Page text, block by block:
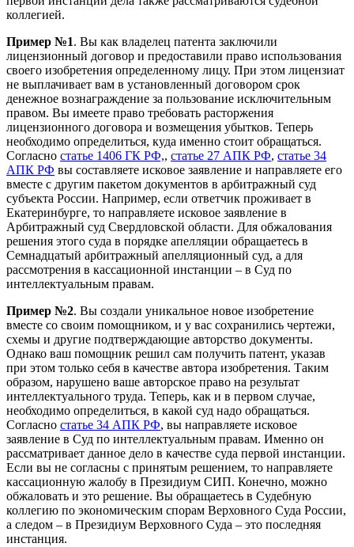
коллегией.
Пример №1. Вы как владелец патента заключили
лицензионный договор и предоставили право использования
своего изобретения определенному лицу. При этом лицензиат
не выплачивает вам в установленный договором срок
денежное вознаграждение за пользование исключительным
правом. Вы имеете право требовать расторжения
лицензионного договора и возмещения убытков. Теперь
необходимо определиться, куда именно стоит обращаться.
Согласно статье 1406 ГК РФ,, статье 27 АПК РФ, статье 34
АПК РФ вы составляете исковое заявление и направляете его
вместе с другим пакетом документов в арбитражный суд
субъекта России. Например, если ответчик проживает в
Екатеринбурге, то направляете исковое заявление в
Арбитражный суд Свердловской области. Для обжалования
решения этого суда в порядке апелляции обращаетесь в
Семнадцатый арбитражный апелляционный суд, а для
рассмотрения в кассационной инстанции – в Суд по
интеллектуальным правам.
Пример №2. Вы создали уникальное новое изобретение
вместе со своим помощником, и у вас сохранились чертежи,
схемы и другие подтверждающие авторство документы.
Однако ваш помощник решил сам получить патент, указав
при этом только себя в качестве автора изобретения. Таким
образом, нарушено ваше авторское право на результат
интеллектуального труда. Теперь, как и в первом случае,
необходимо определиться, в какой суд надо обращаться.
Согласно статье 34 АПК РФ, вы направляете исковое
заявление в Суд по интеллектуальным правам. Именно он
рассматривает данное дело в качестве суда первой инстанции.
Если вы не согласны с принятым решением, то направляете
кассационную жалобу в Президиум СИП. Конечно, можно
обжаловать и это решение. Вы обращаетесь в Судебную
коллегию по экономическим спорам Верховного Суда России,
а следом – в Президиум Верховного Суда – это последняя
инстанция.